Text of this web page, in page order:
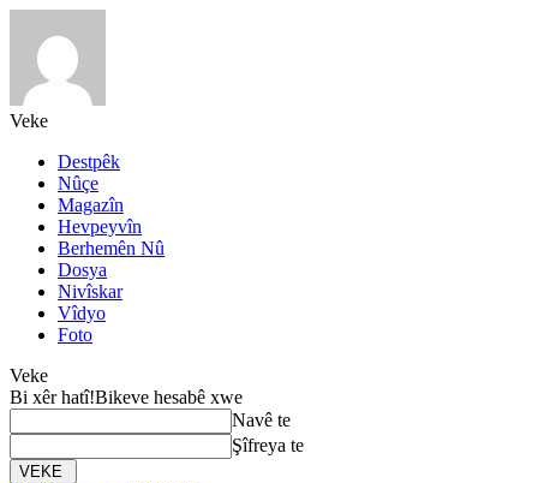
Veke
Destpêk
Nûçe
Magazîn
Hevpeyvîn
Berhemên Nû
Dosya
Nivîskar
Vîdyo
Foto
Veke
Bi xêr hatî!Bikeve hesabê xwe
Navê te
Şîfreya te